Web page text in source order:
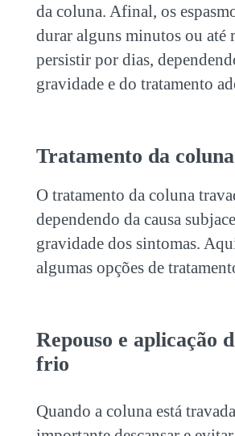
da coluna. Afinal, os
durar alguns minutos ou até
persistir por dias,
gravidade e do tratamento
Tratamento da
O tratamento da coluna
dependendo da causa
gravidade dos sintomas.
algumas opções de
Repouso e aplicação
frio
Quando a coluna está